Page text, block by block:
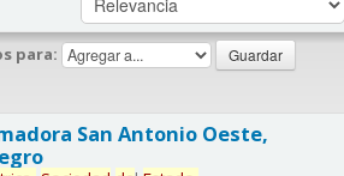
para:
San Antonio Oeste,